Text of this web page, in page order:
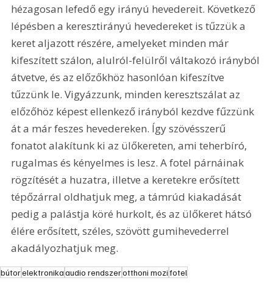
hézagosan lefedő egy irányú hevedereit. Következő
lépésben a keresztirányú hevedereket is tűzzük a
keret aljazott részére, amelyeket minden már
kifeszített szálon, alulról-felülről váltakozó irányból
átvetve, és az előzőkhöz hasonlóan kifeszítve
tűzzünk le. Vigyázzunk, minden keresztszálat az
előzőhöz képest ellenkező irányból kezdve fűzzünk
át a már feszes hevedereken. Így szövésszerű
fonatot alakítunk ki az ülőkereten, ami teherbíró,
rugalmas és kényelmes is lesz. A fotel párnáinak
rögzítését a huzatra, illetve a keretekre erősített
tépőzárral oldhatjuk meg, a támrúd kiakadását
pedig a palástja köré hurkolt, és az ülőkeret hátsó
élére erősített, széles, szövött gumihevederrel
akadályozhatjuk meg.
bútorelektronikaaudio rendszerotthoni mozifotel